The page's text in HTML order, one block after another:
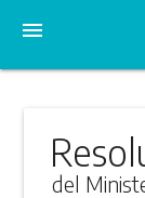
menu
del